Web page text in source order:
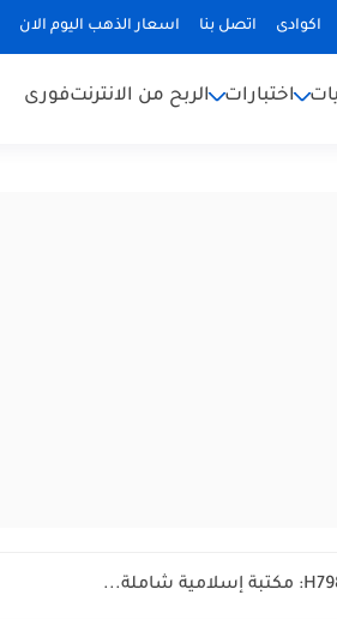
اكوادى اتصل بنا اسعار الذهب اليوم الان
اختبارات الربح من الانترنتفورى